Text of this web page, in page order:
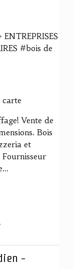
#bois de
carte
Vente de
Bois
et
-